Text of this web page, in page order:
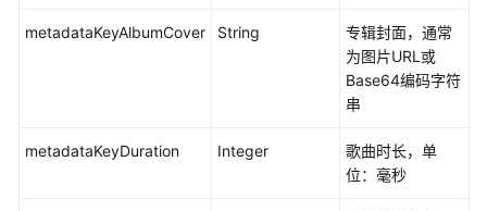
功
metadataKeyAlbumCover String
专辑封面，通常
为图片URL或
Base64编码字符
串
metadataKeyDuration Integer
歌曲时长，单
位：毫秒